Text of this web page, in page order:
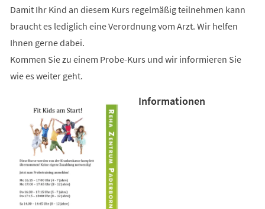
Damit Ihr Kind an diesem Kurs regelmäßig teilnehmen kann
braucht es lediglich eine Verordnung vom Arzt. Wir helfen
Ihnen gerne dabei.
Kommen Sie zu einem Probe-Kurs und wir informieren Sie
wie es weiter geht.
Informationen